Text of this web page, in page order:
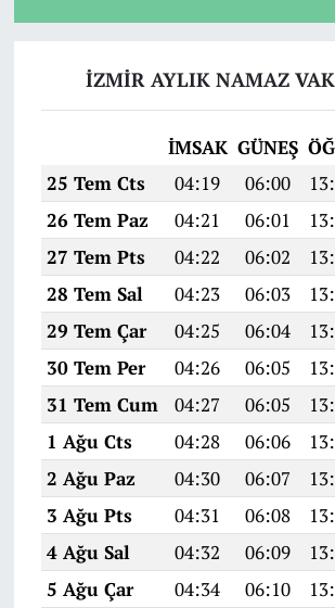
İZMİR AYLIK NAMAZ
İMSAK GÜNEŞ
25 Tem Cts
04:19 06:00
26 Tem Paz
04:21 06:01
27 Tem Pts
04:22 06:02
28 Tem Sal
04:23 06:03
29 Tem Çar
04:25 06:04
30 Tem Per
04:26 06:05
31 Tem Cum
04:27 06:05
1 Ağu Cts
04:28 06:06
2 Ağu Paz
04:30 06:07
3 Ağu Pts
04:31 06:08
4 Ağu Sal
04:32 06:09
5 Ağu Çar
04:34 06:10